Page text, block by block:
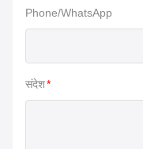
Phone/WhatsApp
संदेश*